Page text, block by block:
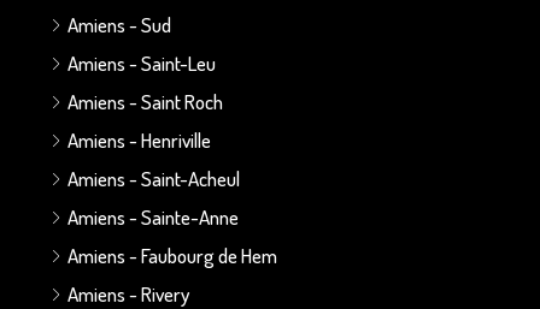
Amiens - Sud
Amiens - Saint-Leu
Amiens - Saint Roch
Amiens - Henriville
Amiens - Saint-Acheul
Amiens - Sainte-Anne
Amiens - Faubourg de Hem
Amiens - Rivery